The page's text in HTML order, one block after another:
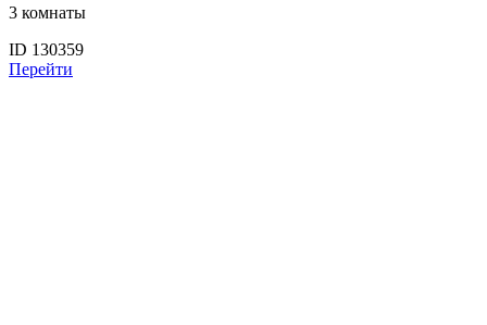
3 комнаты
ID 130359
Перейти